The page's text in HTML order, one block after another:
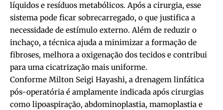
líquidos e resíduos metabólicos. Após a cirurgia, esse
sistema pode ficar sobrecarregado, o que justifica a
necessidade de estímulo externo. Além de reduzir o
inchaço, a técnica ajuda a minimizar a formação de
fibroses, melhora a oxigenação dos tecidos e contribui
para uma cicatrização mais uniforme.
Conforme Milton Seigi Hayashi, a drenagem linfática
pós-operatória é amplamente indicada após cirurgias
como lipoaspiração, abdominoplastia, mamoplastia e